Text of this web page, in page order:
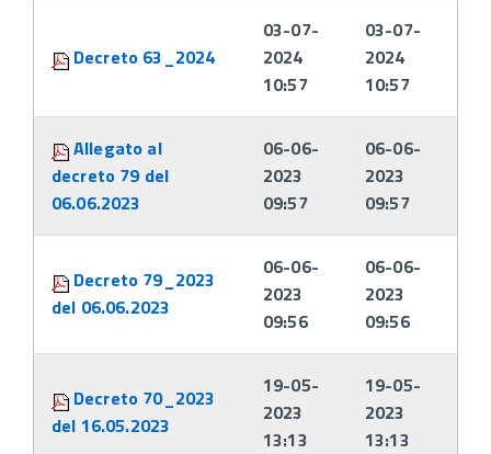
Decreto 63_2024
03-07-
2024
10:57
03-07-
2024
10:57
Allegato al
decreto 79 del
06.06.2023
06-06-
2023
09:57
06-06-
2023
09:57
Decreto 79_2023
del 06.06.2023
06-06-
2023
09:56
06-06-
2023
09:56
Decreto 70_2023
del 16.05.2023
19-05-
2023
13:13
19-05-
2023
13:13